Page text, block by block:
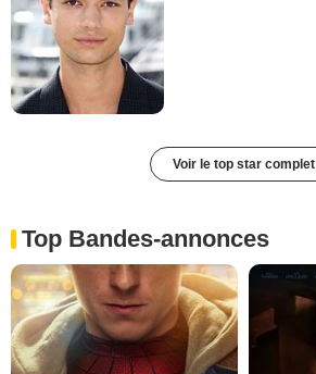
Voir le top star complet
Top Bandes-annonces